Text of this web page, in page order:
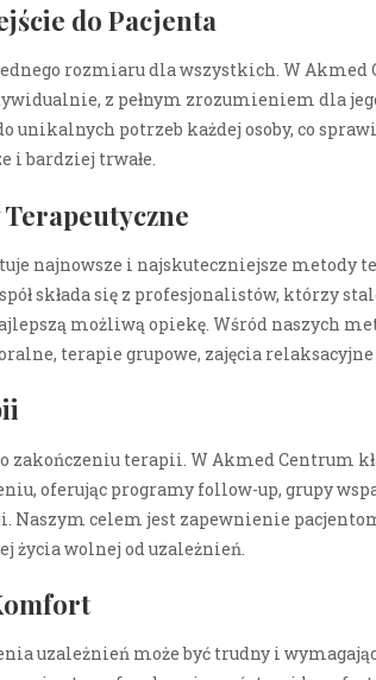
do Pacjenta
rozmiaru dla wszystkich. W Akmed
z pełnym zrozumieniem dla
unikalnych potrzeb każdej osoby, co
i bardziej trwałe.
najnowsze i najskuteczniejsze metody
składa się z profesjonalistów, którzy
możliwą opiekę. Wśród naszych
terapie grupowe, zajęcia
zakończeniu terapii. W Akmed Centrum
oferując programy follow-up, grupy
Naszym celem jest zapewnienie
życia wolnej od uzależnień.
uzależnień może być trudny i